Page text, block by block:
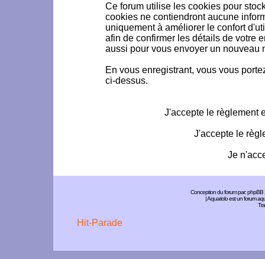
Ce forum utilise les cookies pour
cookies ne contiendront aucune
uniquement à améliorer le confort
afin de confirmer les détails de votre
aussi pour vous envoyer un nouveau
En vous enregistrant, vous vous
ci-dessus.
J'accepte le règlement
J'accepte le
Je
Conception du forum par:phpBB
| Aquariolo est un forum